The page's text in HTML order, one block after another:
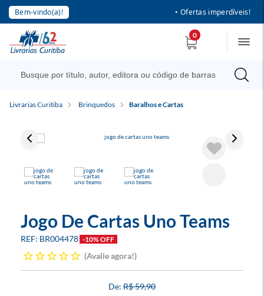
Bem-vindo(a)! • Ofertas imperdíveis!
0
Livrarias Curitiba Brinquedos Baralhos e Cartas
Jogo De Cartas Uno Teams
BR004478 -10% OFF
Avalie agora!
R$ 59,90